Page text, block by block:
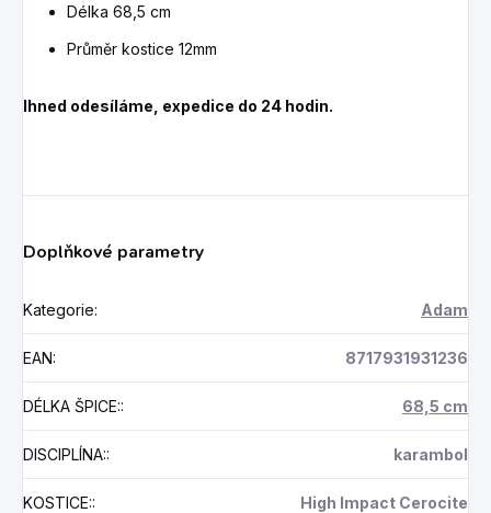
Délka 68,5 cm
Průměr kostice 12mm
Ihned odesíláme, expedice do 24 hodin.
Doplňkové parametry
Kategorie: Adam
EAN: 8717931931236
DÉLKA ŠPICE:: 68,5 cm
DISCIPLÍNA:: karambol
KOSTICE:: High Impact Cerocite